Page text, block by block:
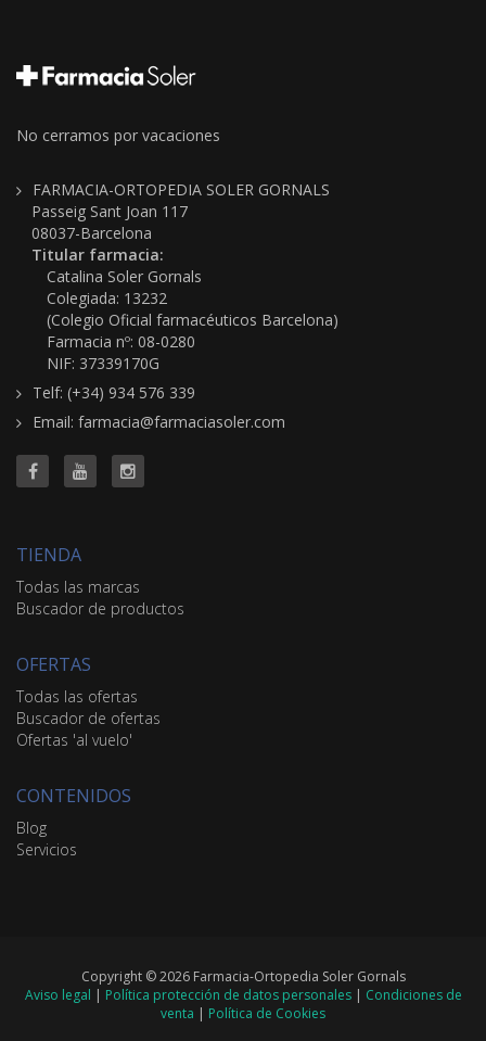
No cerramos por vacaciones
FARMACIA-ORTOPEDIA SOLER GORNALS
Passeig Sant Joan 117
08037-Barcelona
Titular farmacia:
Catalina Soler Gornals
Colegiada: 13232
(Colegio Oficial farmacéuticos Barcelona)
Farmacia nº: 08-0280
NIF: 37339170G
Telf: (+34) 934 576 339
Email: farmacia@farmaciasoler.com
TIENDA
Todas las marcas
Buscador de productos
OFERTAS
Todas las ofertas
Buscador de ofertas
Ofertas 'al vuelo'
CONTENIDOS
Blog
Servicios
Copyright © 2026 Farmacia-Ortopedia Soler Gornals
Aviso legal | Política protección de datos personales| Condiciones de
venta | Política de Cookies